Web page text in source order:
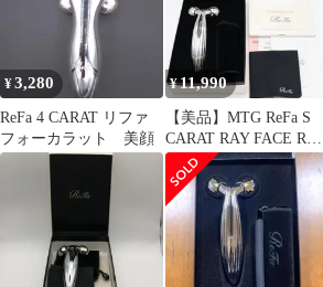
¥3,280
ReFa 4 CARAT リファ
フォーカラット 美顔
¥11,990
【美品】MTG ReFa S
CARAT RAY FACE RF-
RF2121B プラチナ電子
ローラー 美顔器 リファ
カラットレイフェイス
本体